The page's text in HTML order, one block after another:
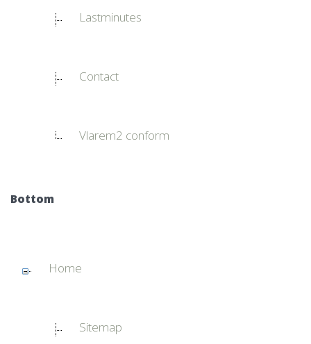
Lastminutes
Contact
Vlarem2 conform
Bottom
Home
Sitemap